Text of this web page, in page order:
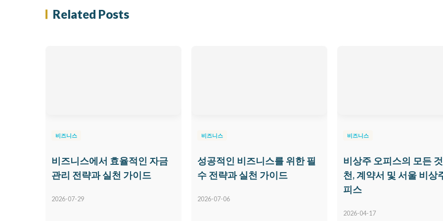
Related Posts
비즈니스
비즈니스에서 효율적인 자금
관리 전략과 실천 가이드
2026-07-29
비즈니스
성공적인 비즈니스를 위한 필
수 전략과 실천 가이드
2026-07-06
비즈니스
비상주 오피스의 모든
천, 계약서 및 서울 비상
피스
2026-04-17